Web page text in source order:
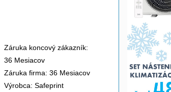
Záruka koncový zákazník:
36 Mesiacov
Záruka firma: 36 Mesiacov
Výrobca: Safeprint